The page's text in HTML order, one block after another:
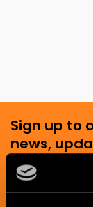
Sign up to
news,
the world
design.